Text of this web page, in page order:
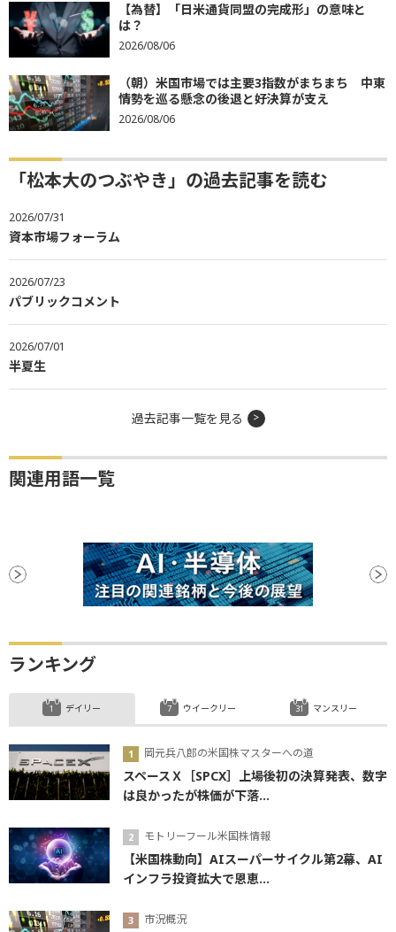
【為替】「日米通貨同盟の完成形」の意味と
は？
2026/08/06
（朝）米国市場では主要3指数がまちまち 中東
情勢を巡る懸念の後退と好決算が支え
2026/08/06
「松本大のつぶやき」の過去記事を読む
2026/07/31
資本市場フォーラム
2026/07/23
パブリックコメント
2026/07/01
半夏生
過去記事一覧を見る
関連用語一覧
ランキング
デイリー
岡元兵八郎の米国株マスターへの道
スペースＸ［SPCX］上場後初の決算発表、数字
は良かったが株価が下落...
モトリーフール米国株情報
【米国株動向】AIスーパーサイクル第2幕、AI
インフラ投資拡大で恩恵...
市況概況
ウイークリー マンスリー